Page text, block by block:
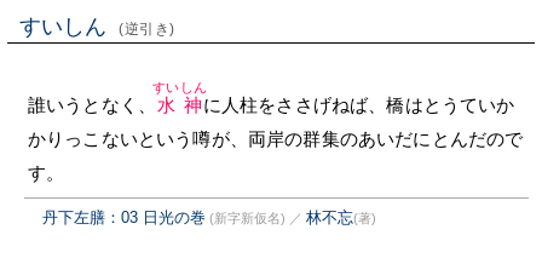
すいしん (逆引き)
誰いうとなく、 水神
すいしん
に人柱をささげねば、橋はとうていか
かりっこないという噂が、両岸の群集のあいだにとんだので
す。
丹下左膳：03 日光の巻 (新字新仮名) ／ 林不忘(著)